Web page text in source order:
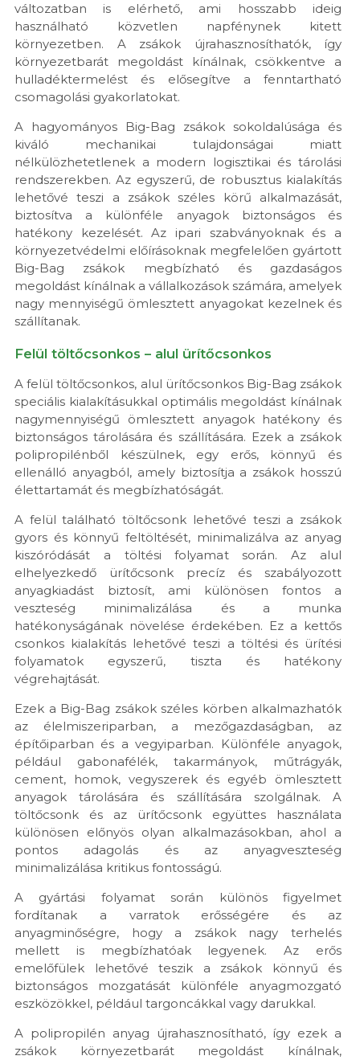
változatban is elérhető, ami hosszabb ideig
használható közvetlen napfénynek kitett
környezetben. A zsákok újrahasznosíthatók, így
környezetbarát megoldást kínálnak, csökkentve a
hulladéktermelést és elősegítve a fenntartható
csomagolási gyakorlatokat.
A hagyományos Big-Bag zsákok sokoldalúsága és
kiváló mechanikai tulajdonságai miatt
nélkülözhetetlenek a modern logisztikai és tárolási
rendszerekben. Az egyszerű, de robusztus kialakítás
lehetővé teszi a zsákok széles körű alkalmazását,
biztosítva a különféle anyagok biztonságos és
hatékony kezelését. Az ipari szabványoknak és a
környezetvédelmi előírásoknak megfelelően gyártott
Big-Bag zsákok megbízható és gazdaságos
megoldást kínálnak a vállalkozások számára, amelyek
nagy mennyiségű ömlesztett anyagokat kezelnek és
szállítanak.
Felül töltőcsonkos – alul ürítőcsonkos
A felül töltőcsonkos, alul ürítőcsonkos Big-Bag zsákok
speciális kialakításukkal optimális megoldást kínálnak
nagymennyiségű ömlesztett anyagok hatékony és
biztonságos tárolására és szállítására. Ezek a zsákok
polipropilénből készülnek, egy erős, könnyű és
ellenálló anyagból, amely biztosítja a zsákok hosszú
élettartamát és megbízhatóságát.
A felül található töltőcsonk lehetővé teszi a zsákok
gyors és könnyű feltöltését, minimalizálva az anyag
kiszóródását a töltési folyamat során. Az alul
elhelyezkedő ürítőcsonk precíz és szabályozott
anyagkiadást biztosít, ami különösen fontos a
veszteség minimalizálása és a munka
hatékonyságának növelése érdekében. Ez a kettős
csonkos kialakítás lehetővé teszi a töltési és ürítési
folyamatok egyszerű, tiszta és hatékony
végrehajtását.
Ezek a Big-Bag zsákok széles körben alkalmazhatók
az élelmiszeriparban, a mezőgazdaságban, az
építőiparban és a vegyiparban. Különféle anyagok,
például gabonafélék, takarmányok, műtrágyák,
cement, homok, vegyszerek és egyéb ömlesztett
anyagok tárolására és szállítására szolgálnak. A
töltőcsonk és az ürítőcsonk együttes használata
különösen előnyös olyan alkalmazásokban, ahol a
pontos adagolás és az anyagveszteség
minimalizálása kritikus fontosságú.
A gyártási folyamat során különös figyelmet
fordítanak a varratok erősségére és az
anyagminőségre, hogy a zsákok nagy terhelés
mellett is megbízhatóak legyenek. Az erős
emelőfülek lehetővé teszik a zsákok könnyű és
biztonságos mozgatását különféle anyagmozgató
eszközökkel, például targoncákkal vagy darukkal.
A polipropilén anyag újrahasznosítható, így ezek a
zsákok környezetbarát megoldást kínálnak,